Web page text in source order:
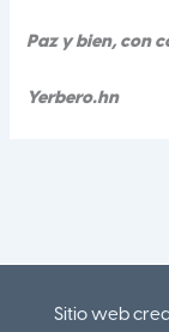
Paz y bien,
Yerbero.hn
Sitio web